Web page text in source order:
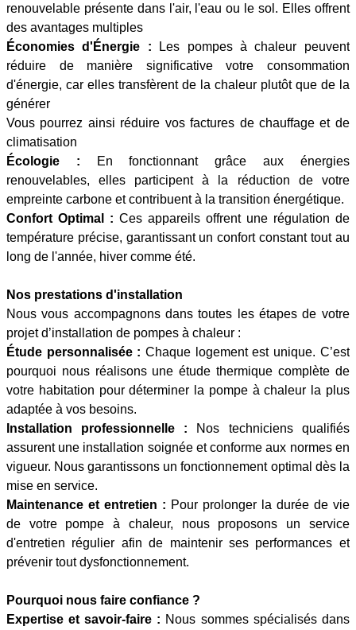
renouvelable présente dans l'air, l'eau ou le sol. Elles offrent
des avantages multiples
Économies d'Énergie : Les pompes à chaleur peuvent
réduire de manière significative votre consommation
d'énergie, car elles transfèrent de la chaleur plutôt que de la
générer
Vous pourrez ainsi réduire vos factures de chauffage et de
climatisation
Écologie : En fonctionnant grâce aux énergies
renouvelables, elles participent à la réduction de votre
empreinte carbone et contribuent à la transition énergétique.
Confort Optimal : Ces appareils offrent une régulation de
température précise, garantissant un confort constant tout au
long de l'année, hiver comme été.
Nos prestations d'installation
Nous vous accompagnons dans toutes les étapes de votre
projet d’installation de pompes à chaleur :
Étude personnalisée : Chaque logement est unique. C’est
pourquoi nous réalisons une étude thermique complète de
votre habitation pour déterminer la pompe à chaleur la plus
adaptée à vos besoins.
Installation professionnelle : Nos techniciens qualifiés
assurent une installation soignée et conforme aux normes en
vigueur. Nous garantissons un fonctionnement optimal dès la
mise en service.
Maintenance et entretien : Pour prolonger la durée de vie
de votre pompe à chaleur, nous proposons un service
d'entretien régulier afin de maintenir ses performances et
prévenir tout dysfonctionnement.
Pourquoi nous faire confiance ?
Expertise et savoir-faire : Nous sommes spécialisés dans